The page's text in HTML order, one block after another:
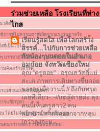
วคิดกว้างๆ
การที่ไม่ธรรมดาที่เกิดจากแรงบันดาลใจ
ที่เป็นไปได้
บรรยายให้เห็นภาพ และใช้คำเปรียบเทียบ
มคิดสร้างสรรค์
เปลี่ยนแปลงเป็นสิ่งที่ดี
ารแก้ปัญหา
โดยไม่จำเป็นต้องเป็นขั้นเป็นตอน
ตนาการและการค้นพบสิ่งใหม่
ร่วมช่วยเหลือ โรงเรียนที่ห่าง
ไกล
เรียนรู้สดใส เพื่อโลกสร้า้ง
สรรค์...ไปกับการช่วยเหลือ
กับน้องๆบนดอยในอำเภอ
อมก๋อย จังหวัดเชียงใหม่
คุณ "ครูดอย"-อรุณสวัสดิ์แม่
สะเต ภาพการเดินทางขึ้นดอย
ของครูเมื่อวานนี้ // ถึงกับทรุด
เลยทีเดียว-..-//แต่สู้ตายค่ะ ลุง
คนนี้เห็นครูสาว2 คน
พยายามลากรถออกจากหลุม
(กว่าลุงจะม...